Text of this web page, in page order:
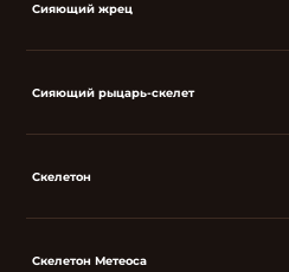
Сияющий жрец
Сияющий рыцарь-скелет
Скелетон
Скелетон Метеоса